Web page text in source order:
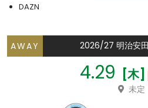
DAZN
AWAY 2026/27 明治安
4.29 [木]
未定